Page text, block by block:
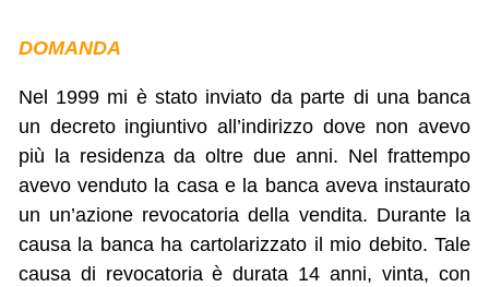
DOMANDA
Nel 1999 mi è stato inviato da parte di una banca
un decreto ingiuntivo all’indirizzo dove non avevo
più la residenza da oltre due anni. Nel frattempo
avevo venduto la casa e la banca aveva instaurato
un un’azione revocatoria della vendita. Durante la
causa la banca ha cartolarizzato il mio debito. Tale
causa di revocatoria è durata 14 anni, vinta, con